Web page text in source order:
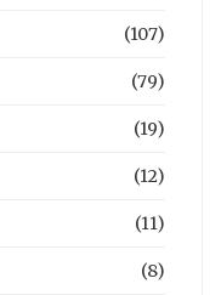
(107)
(79)
(19)
(12)
(11)
(8)